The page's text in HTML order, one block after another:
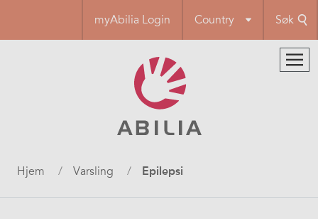
hovedinnhold
myAbilia Login Country Søk
Navigasjonssti
Hjem Varsling Epilepsi